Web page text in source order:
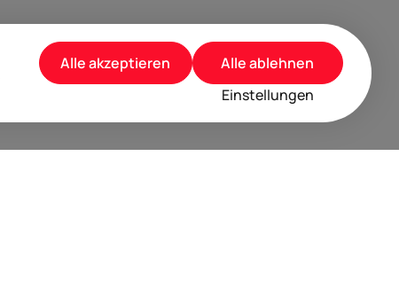
Einstellungen
Alle ablehnen
Alle akzeptieren